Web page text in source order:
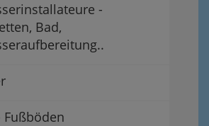
-
Bad,
Fußböden